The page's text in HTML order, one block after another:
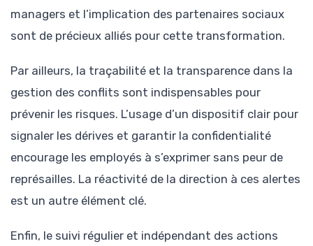
managers et l’implication des partenaires sociaux
sont de précieux alliés pour cette transformation.
Par ailleurs, la traçabilité et la transparence dans la
gestion des conflits sont indispensables pour
prévenir les risques. L’usage d’un dispositif clair pour
signaler les dérives et garantir la confidentialité
encourage les employés à s’exprimer sans peur de
représailles. La réactivité de la direction à ces alertes
est un autre élément clé.
Enfin, le suivi régulier et indépendant des actions